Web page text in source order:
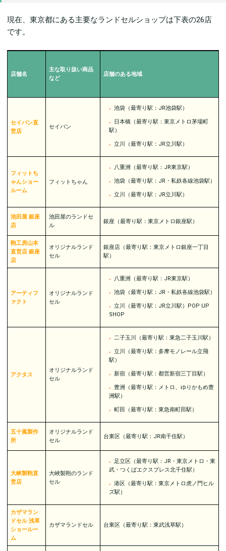
現在、東京都にある主要なランドセルショップは下表の26店
です。
店舗名
主な取り扱い商品
など
店舗のある地域
セイバン直
営店
セイバン
池袋（最寄り駅：JR池袋駅）
日本橋（最寄り駅：東京メトロ茅場町
駅）
立川（最寄り駅：JR立川駅）
フィットち
ゃんショー
ルーム
フィットちゃん
八重洲（最寄り駅：JR東京駅）
池袋（最寄り駅：JR・私鉄各線池袋駅）
立川（最寄り駅：JR立川駅）
池田屋 銀座
店
池田屋のランドセ
ル
銀座（最寄り駅：東京メトロ銀座駅）
鞄工房山本
直営店 銀座
店
オリジナルランド
セル
銀座店（最寄り駅：東京メトロ銀座一丁目
駅）
アーティフ
ァクト
オリジナルランド
セル
八重洲（最寄り駅：JR東京駅）
池袋（最寄り駅：JR・私鉄各線池袋駅）
立川（最寄り駅：JR立川駅）POP UP
SHOP
アクタス
オリジナルランド
セル
二子玉川（最寄り駅：東急二子玉川駅）
立川（最寄り駅：多摩モノレール立飛
駅）
新宿（最寄り駅：都営新宿三丁目駅）
豊洲（最寄り駅：メトロ、ゆりかもめ豊
洲駅）
町田（最寄り駅：東急南町田駅）
五十嵐製作
所
オリジナルランド
セル
台東区（最寄り駅：JR南千住駅）
大峡製鞄直
営店
大峽製鞄のランド
セル
足立区（最寄り駅：JR・東京メトロ・東
武・つくばエクスプレス北千住駅）
港区（最寄り駅：東京メトロ虎ノ門ヒル
ズ駅）
カザマラン
ドセル 浅草
ショールー
ム
カザマランドセル 台東区（最寄り駅：東武浅草駅）